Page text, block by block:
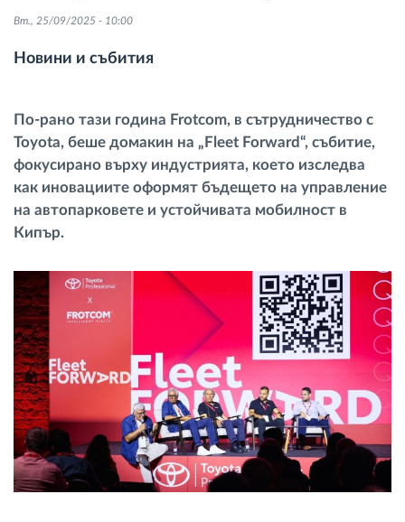
Управление на работната сила
Дистанционно сваляне на данни от тахограф
Контрол на достъпа
Управление на горивото
Планиране на маршрути и мониторинг
Разберете за всички функционалности
Как отговаряме на нуждите на всяка
флота
Калкулатор за спестявания
Вт., 25/09/2025 - 10:00
Новини и събития
По-рано тази година Frotcom, в сътрудничество с
Toyota, беше домакин на „Fleet Forward“, събитие,
фокусирано върху индустрията, което изследва
как иновациите оформят бъдещето на управление
на автопарковете и устойчивата мобилност в
Кипър.